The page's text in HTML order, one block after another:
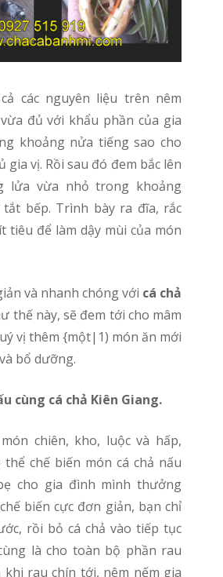
đủ với khẩu phần của gia
khoảng nửa tiếng sao cho
gia vị. Rồi sau đó đem bắc lên
lửa vừa nhỏ trong khoảng
bếp. Trình bày ra đĩa, rắc
tiêu để làm dậy mùi của món
và nhanh chóng với cá chả
thế này, sẽ đem tới cho mâm
vị thêm {một|1) món ăn mới
bổ dưỡng.
cùng cá chả Kiên Giang.
thể chế biến món cá chả nấu
cho gia đình mình thưởng
biến cực đơn giản, bạn chỉ
rồi bỏ cá chả vào tiếp tục
là cho toàn bộ phần rau
khi rau chín tới, nêm nếm gia